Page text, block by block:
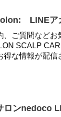
LINEア
ご質問などお
SCALP
な情報が配信
ロンnedoco